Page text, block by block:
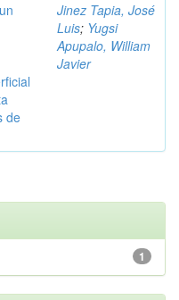
de
Jinez Tapia, José
Luis; Yugsi
Apupalo, William
Javier
1